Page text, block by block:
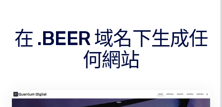
在 .BEER 域名下生成任
何網站